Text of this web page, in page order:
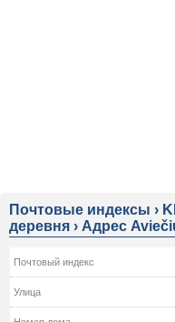
Почтовые индексы ›
деревня › Адрес